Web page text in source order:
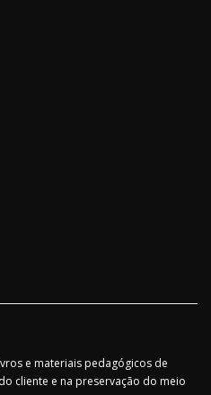
e materiais pedagógicos de
cliente e na preservação do meio